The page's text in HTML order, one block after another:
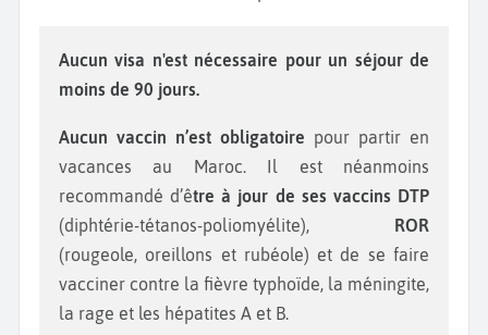
Aucun visa n'est nécessaire pour un séjour de
moins de 90 jours.
Aucun vaccin n’est obligatoire pour partir en
vacances au Maroc. Il est néanmoins
recommandé d’être à jour de ses vaccins DTP
(diphtérie-tétanos-poliomyélite), ROR
(rougeole, oreillons et rubéole) et de se faire
vacciner contre la fièvre typhoïde, la méningite,
la rage et les hépatites A et B.